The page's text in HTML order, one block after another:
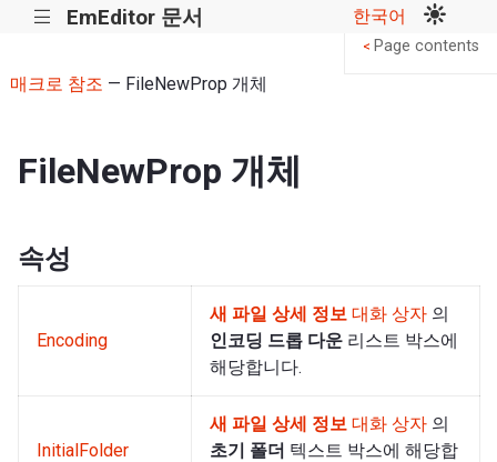
||| EmEditor 문서 한국어
매크로 참조 — FileNewProp 개체
FileNewProp 개체
속성
Encoding
새 파일 상세 정보 대화 상자 의
인코딩 드롭 다운 리스트 박스에
해당합니다.
InitialFolder
새 파일 상세 정보 대화 상자 의
초기 폴더 텍스트 박스에 해당합
< Page contents